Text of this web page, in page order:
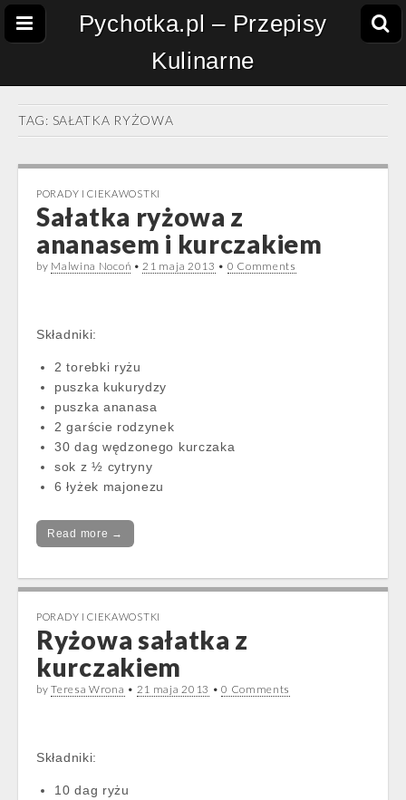
Pychotka.pl – Przepisy
Kulinarne
TAG: SAŁATKA RYŻOWA
PORADY I CIEKAWOSTKI
Sałatka ryżowa z
ananasem i kurczakiem
by Malwina Nocoń •21 maja 2013 • 0 Comments
Składniki:
2 torebki ryżu
puszka kukurydzy
puszka ananasa
2 garście rodzynek
30 dag wędzonego kurczaka
sok z ½ cytryny
6 łyżek majonezu
Read more →
PORADY I CIEKAWOSTKI
Ryżowa sałatka z
kurczakiem
byTeresa Wrona • 21 maja 2013 •0 Comments
Składniki:
10 dag ryżu